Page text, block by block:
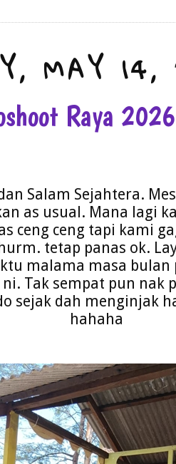
MAY
Raya
Salam Sejahtera.
as usual. Mana lagi
ceng ceng tapi kami
tetap panas ok.
malama masa bulan
Tak sempat pun nak
sejak dah menginjak
hahaha